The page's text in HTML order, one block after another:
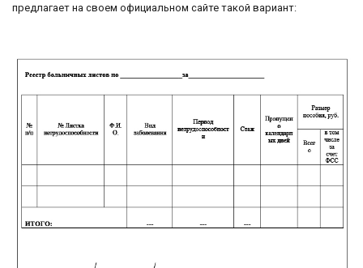
предлагает на своем официальном сайте такой вариант: